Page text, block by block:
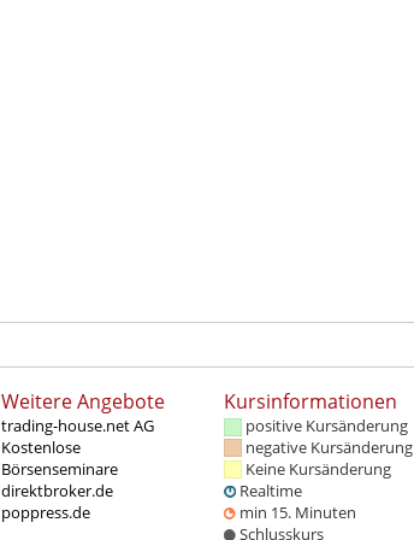
Weitere Angebote
trading-house.net AG
Kostenlose
Börsenseminare
direktbroker.de
poppress.de
Kursinformationen
positive Kursänderung
negative Kursänderung
Keine Kursänderung
Realtime
min 15. Minuten
Schlusskurs